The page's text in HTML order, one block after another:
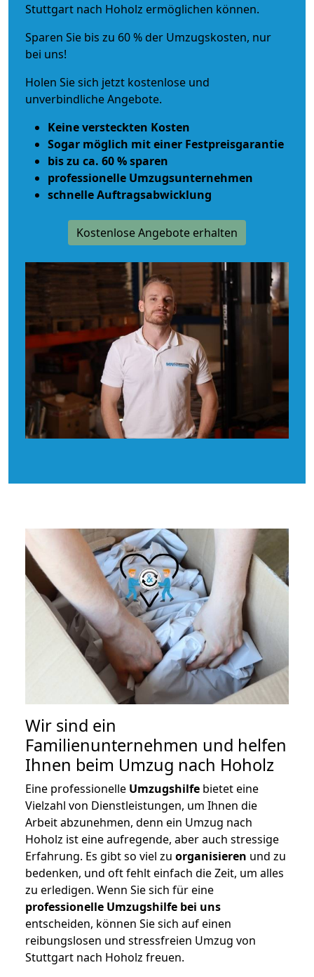
Stuttgart nach Hoholz ermöglichen können.
Sparen Sie bis zu 60 % der Umzugskosten, nur
bei uns!
Holen Sie sich jetzt kostenlose und
unverbindliche Angebote.
Keine versteckten Kosten
Sogar möglich mit einer Festpreisgarantie
bis zu ca. 60 % sparen
professionelle Umzugsunternehmen
schnelle Auftragsabwicklung
Kostenlose Angebote erhalten
Wir sind ein
Familienunternehmen und helfen
Ihnen beim Umzug nach Hoholz
Eine professionelle Umzugshilfe bietet eine
Vielzahl von Dienstleistungen, um Ihnen die
Arbeit abzunehmen, denn ein Umzug nach
Hoholz ist eine aufregende, aber auch stressige
Erfahrung. Es gibt so viel zu organisieren und zu
bedenken, und oft fehlt einfach die Zeit, um alles
zu erledigen. Wenn Sie sich für eine
professionelle Umzugshilfe bei uns
entscheiden, können Sie sich auf einen
reibungslosen und stressfreien Umzug von
Stuttgart nach Hoholz freuen.